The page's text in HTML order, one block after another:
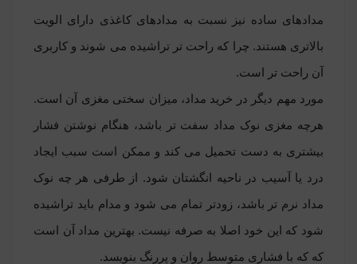
مدادهای ساده نیز نسبت به مدادهای کاغذی دارای الویت
بالاتری هستند. چرا که راحت تر تراشیده می شوند و کاربری
آن راحت تر است.
مورد مهم دیگر در خرید مداد، میزان سختی مغزی آن است.
هرچه مغزی نوک مداد سفت تر باشد، هنگام نوشتن فشار
بیشتری به دست تحمیل می کند و ممکن است سبب ایجاد
درد یا آسیب در ناحیه انگشتان شود. از طرفی هر چه نوک
مداد نرم تر باشد، زودتر تمام می شود و مدام باید تراشیده
شود که این خود اصلا به صرفه نیست. بهترین مداد آن است
که که با فشاری متوسط روان و پررنگ بنویسد.